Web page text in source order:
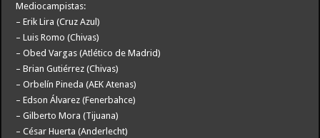
Mediocampistas:
– Erik Lira (Cruz Azul)
– Luis Romo (Chivas)
– Obed Vargas (Atlético de Madrid)
– Brian Gutiérrez (Chivas)
– Orbelín Pineda (AEK Atenas)
– Edson Álvarez (Fenerbahce)
– Gilberto Mora (Tijuana)
– César Huerta (Anderlecht)